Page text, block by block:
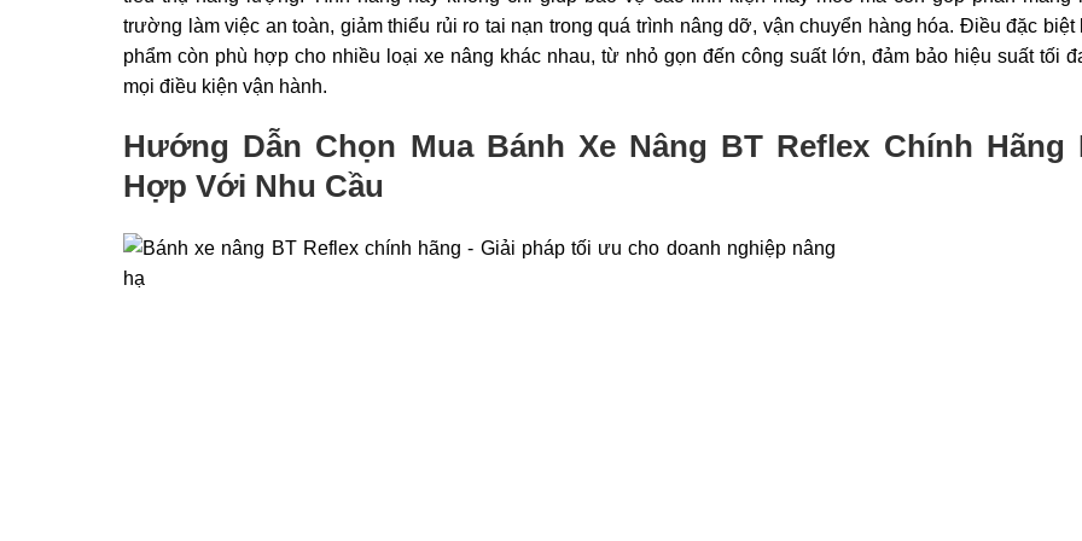
trường làm việc an toàn, giảm thiểu rủi ro tai nạn trong quá trình nâng dỡ, vận chuyển hàng hóa. Điều đặc biệt
phẩm còn phù hợp cho nhiều loại xe nâng khác nhau, từ nhỏ gọn đến công suất lớn, đảm bảo hiệu suất tối
mọi điều kiện vận hành.
Hướng Dẫn Chọn Mua Bánh Xe Nâng BT Reflex Chính Hãng
Hợp Với Nhu Cầu